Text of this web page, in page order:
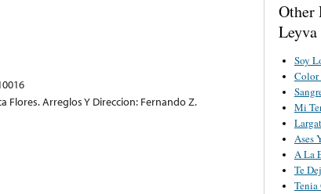
Flores. Arreglos Y Direccion: Fernando Z.
Other
Leyva
Soy
Color
Mi
Ases
A La
Te
Tenia